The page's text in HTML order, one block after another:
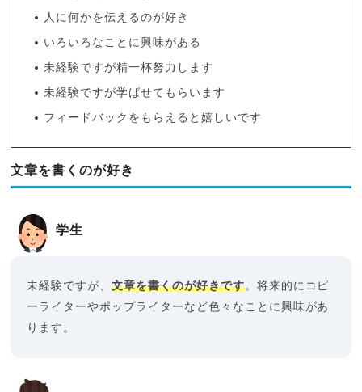
人に何かを伝えるのが好き
いろいろなことに興味がある
未経験ですが精一杯努力します
未経験ですが学ばせてもらいます
フィードバックをもらえると嬉しいです
文章を書くのが好き
学生
未経験ですが、文章を書くのが好きです。将来的にコピ
ーライターやポップライターなど色々なことに興味があ
ります。